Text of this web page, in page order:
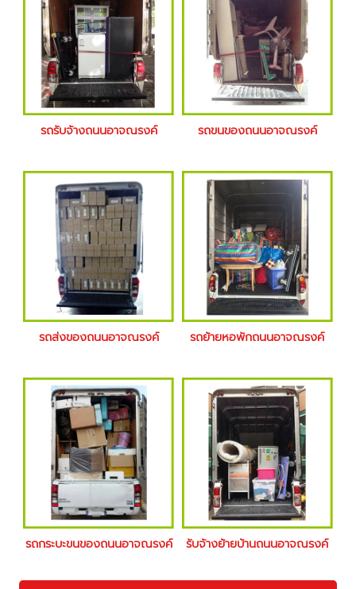
รถรับจ้างถนนอาจณรงค์ รถขนของถนนอาจณรงค์
รถส่งของถนนอาจณรงค์ รถย้ายหอพักถนนอาจณรงค์
รถกระบะขนของถนนอาจณรงค์ รับจ้างย้ายบ้านถนนอาจณรงค์